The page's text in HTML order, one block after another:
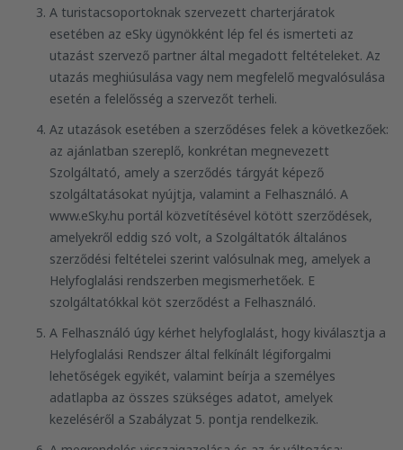
A turistacsoportoknak szervezett charterjáratok
esetében az eSky ügynökként lép fel és ismerteti az
utazást szervező partner által megadott feltételeket. Az
utazás meghiúsulása vagy nem megfelelő megvalósulása
esetén a felelősség a szervezőt terheli.
Az utazások esetében a szerződéses felek a következőek:
az ajánlatban szereplő, konkrétan megnevezett
Szolgáltató, amely a szerződés tárgyát képező
szolgáltatásokat nyújtja, valamint a Felhasználó. A
www.eSky.hu portál közvetítésével kötött szerződések,
amelyekről eddig szó volt, a Szolgáltatók általános
szerződési feltételei szerint valósulnak meg, amelyek a
Helyfoglalási rendszerben megismerhetőek. E
szolgáltatókkal köt szerződést a Felhasználó.
A Felhasználó úgy kérhet helyfoglalást, hogy kiválasztja a
Helyfoglalási Rendszer által felkínált légiforgalmi
lehetőségek egyikét, valamint beírja a személyes
adatlapba az összes szükséges adatot, amelyek
kezeléséről a Szabályzat 5. pontja rendelkezik.